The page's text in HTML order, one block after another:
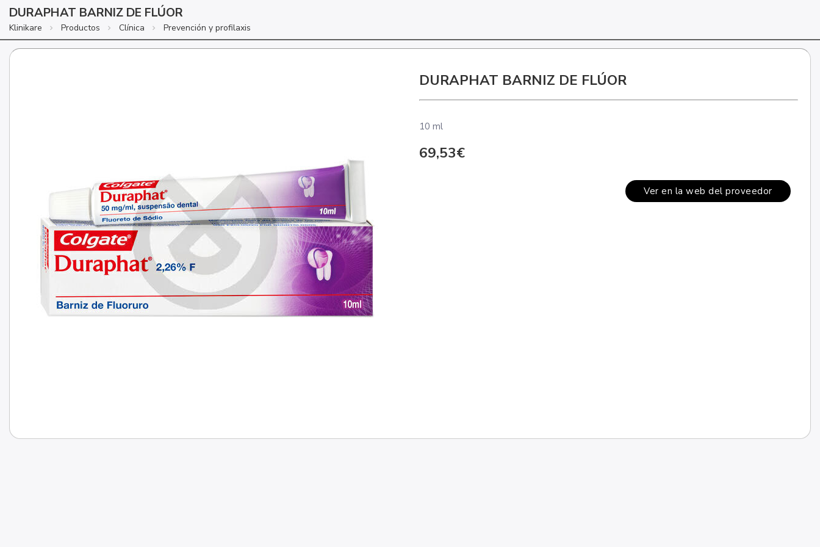
DURAPHAT BARNIZ DE FLÚOR
Klinikare Productos Clínica Prevención y profilaxis
DURAPHAT BARNIZ DE FLÚOR
10 ml
69,53€
Ver en la web del proveedor